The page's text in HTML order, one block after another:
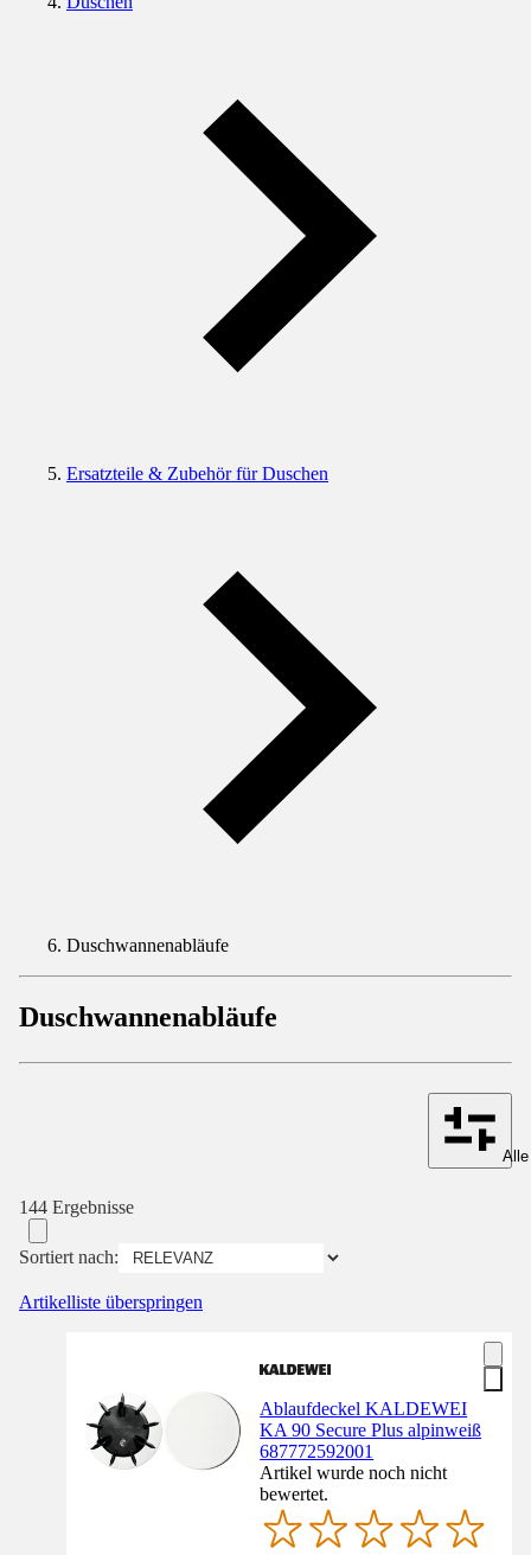
Ersatzteile & Zubehör für Duschen
Duschwannenabläufe
Duschwannenabläufe
144 Ergebnisse
Sortiert nach:
Artikelliste überspringen
Ablaufdeckel KALDEWEI
KA 90 Secure Plus alpinweiß
687772592001
Artikel wurde noch nicht
bewertet.